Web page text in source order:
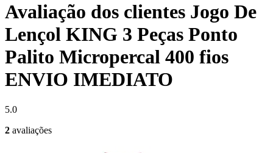
Avaliação dos clientes Jogo De
Lençol KING 3 Peças Ponto
Palito Micropercal 400 fios
ENVIO IMEDIATO
5.0
2 avaliações